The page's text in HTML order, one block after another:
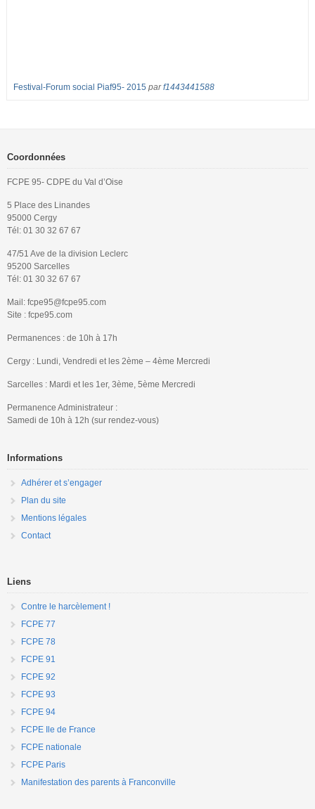
Festival-Forum social Piaf95- 2015 parf1443441588
Coordonnées
FCPE 95- CDPE du Val d’Oise
5 Place des Linandes
95000 Cergy
Tél: 01 30 32 67 67
47/51 Ave de la division Leclerc
95200 Sarcelles
Tél: 01 30 32 67 67
Mail: fcpe95@fcpe95.com
Site : fcpe95.com
Permanences : de 10h à 17h
Cergy : Lundi, Vendredi et les 2ème – 4ème Mercredi
Sarcelles : Mardi et les 1er, 3ème, 5ème Mercredi
Permanence Administrateur :
Samedi de 10h à 12h (sur rendez-vous)
Informations
Adhérer et s’engager
Plan du site
Mentions légales
Contact
Liens
Contre le harcèlement !
FCPE 77
FCPE 78
FCPE 91
FCPE 92
FCPE 93
FCPE 94
FCPE Ile de France
FCPE nationale
FCPE Paris
Manifestation des parents à Franconville